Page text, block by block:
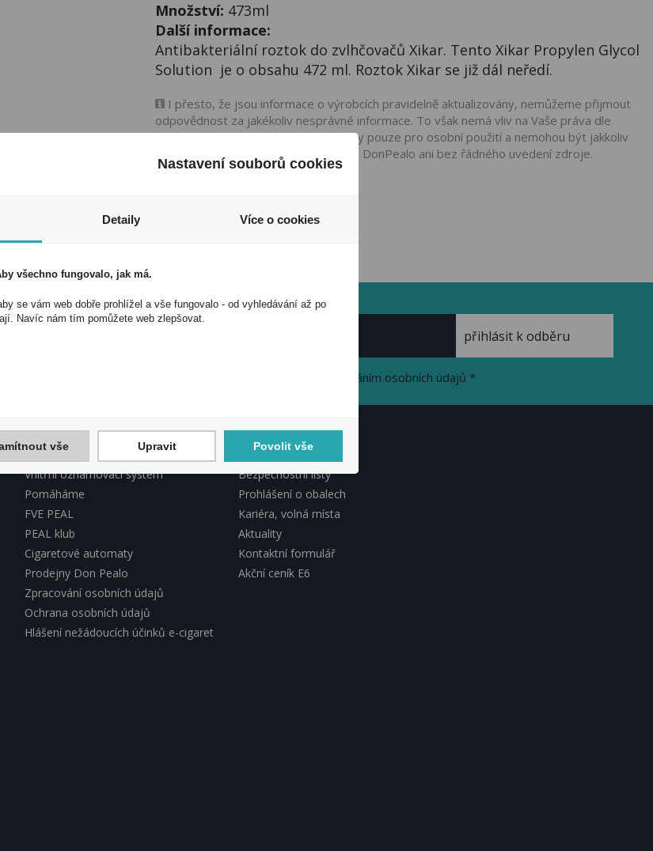
Množství: 473ml
Další informace:
Antibakteriální roztok do zvlhčovačů Xikar. Tento Xikar Propylen Glycol
Solution je o obsahu 472 ml. Roztok Xikar se již dál neředí.
I přesto, že jsou informace o výrobcích pravidelně aktualizovány, nemůžeme přijmout
odpovědnost za jakékoliv nesprávné informace. To však nemá vliv na Vaše práva dle
zákona. Tyto informace jsou podávány pouze pro osobní použití a nemohou být jakkoliv
kopírovány bez předchozího souhlasu DonPealo ani bez řádného uvedení zdroje.
a slevy!
exkluzivních výhod!
Souhlasím se zpracováním osobních údajů *
INFORMACE PEAL
Vnitřní oznamovací systém
Pomáháme
FVE PEAL
PEAL klub
Cigaretové automaty
Prodejny Don Pealo
Zpracování osobních údajů
Ochrana osobních údajů
Hlášení nežádoucích účinků e-cigaret
PEAL, DOKUMENTY
Bezpečnostní listy
Prohlášení o obalech
Kariéra, volná místa
Aktuality
Kontaktní formulář
Akční ceník E6
Nastavení souborů cookies
Detaily Více o cookies
všechno fungovalo, jak má.
se vám web dobře prohlížel a vše fungovalo - od vyhledávání až po
Navíc nám tím pomůžete web zlepšovat.
vše Upravit Povolit vše